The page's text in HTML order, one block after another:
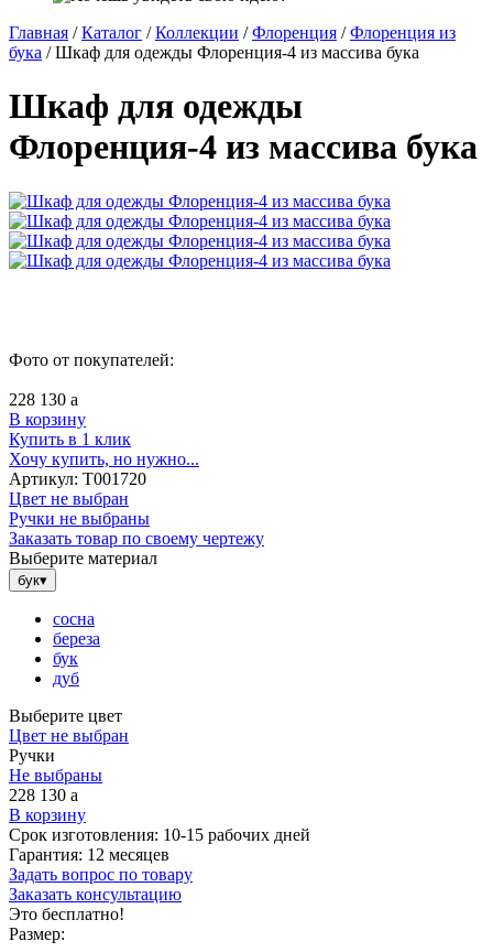
Главная / Каталог / Коллекции / Флоренция / Флоренция из
бука / Шкаф для одежды Флоренция-4 из массива бука
Шкаф для одежды
Флоренция-4 из массива бука
Фото от покупателей:
228 130 a
В корзину
Купить в 1 клик
Хочу купить, но нужно...
Артикул: Т001720
Цвет не выбран
Ручки не выбраны
Заказать товар по своему чертежу
Выберите материал
бук▾
сосна
береза
бук
дуб
Выберите цвет
Цвет не выбран
Ручки
Не выбраны
228 130 a
В корзину
Срок изготовления: 10-15 рабочих дней
Гарантия: 12 месяцев
Задать вопрос по товару
Заказать консультацию
Это бесплатно!
Размер: